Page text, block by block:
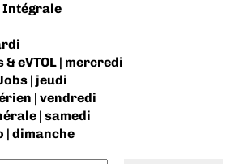
Intégrale
eVTOL | mercredi
| jeudi
| vendredi
| samedi
| dimanche